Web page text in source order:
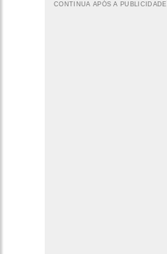
CONTINUA APÓS A PUBLICIDADE